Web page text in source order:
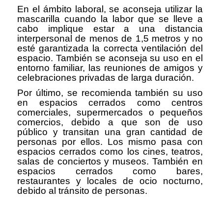
En el ámbito laboral, se aconseja utilizar la
mascarilla cuando la labor que se lleve a
cabo implique estar a una distancia
interpersonal de menos de 1,5 metros y no
esté garantizada la correcta ventilación del
espacio. También se aconseja su uso en el
entorno familiar, las reuniones de amigos y
celebraciones privadas de larga duración.
Por último, se recomienda también su uso
en espacios cerrados como centros
comerciales, supermercados o pequeños
comercios, debido a que son de uso
público y transitan una gran cantidad de
personas por ellos. Los mismo pasa con
espacios cerrados como los cines, teatros,
salas de conciertos y museos. También en
espacios cerrados como bares,
restaurantes y locales de ocio nocturno,
debido al tránsito de personas.